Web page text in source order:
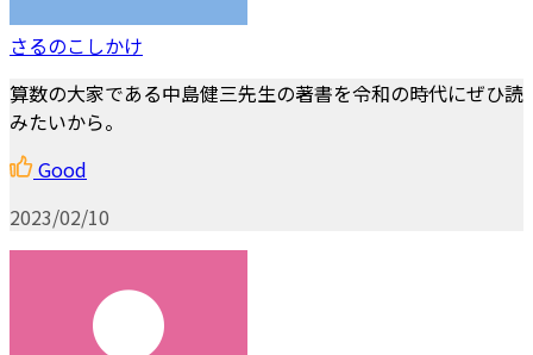
さるのこしかけ
算数の大家である中島健三先生の著書を令和の時代にぜひ読
みたいから。
Good
2023/02/10